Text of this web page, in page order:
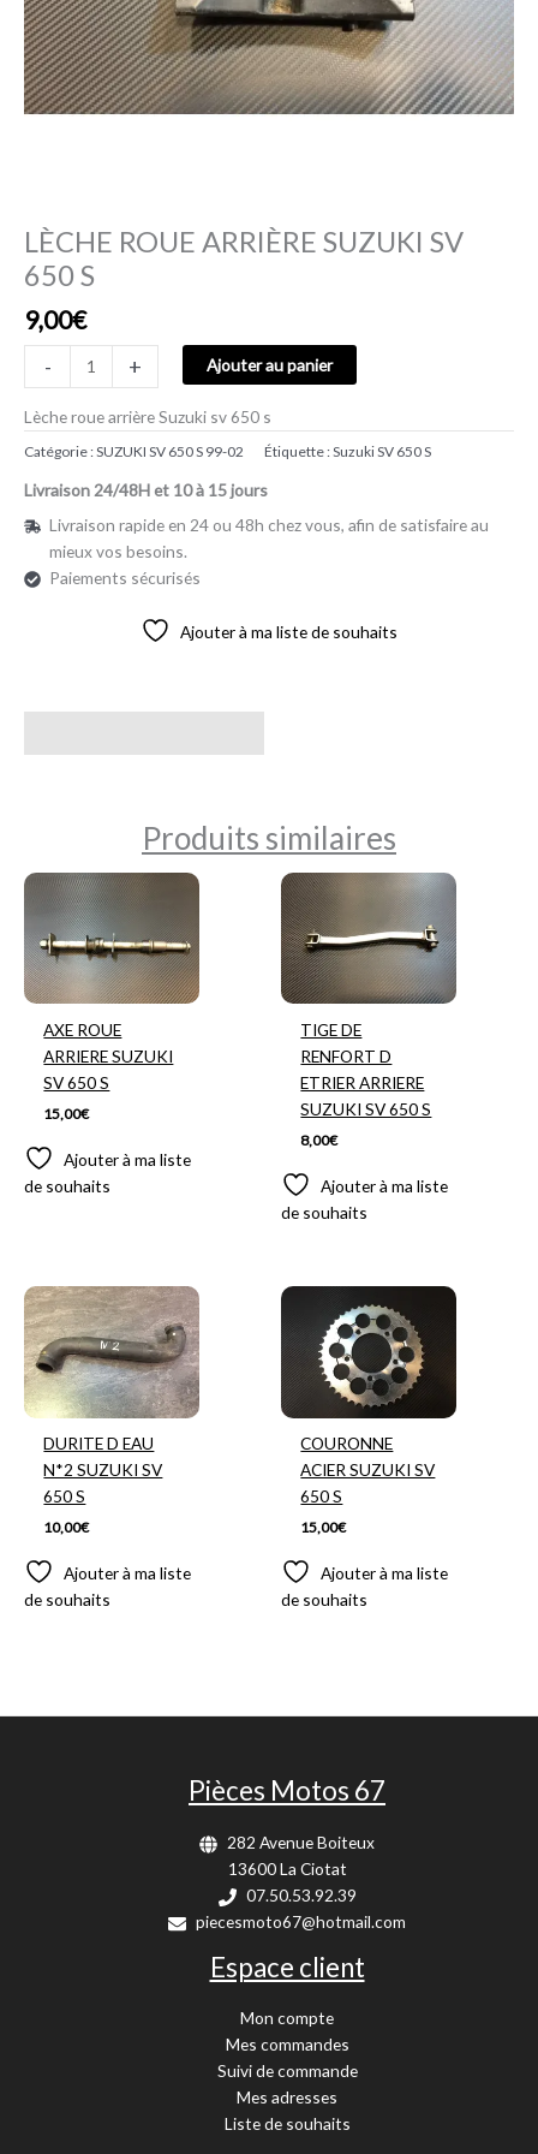
LÈCHE ROUE ARRIÈRE SUZUKI SV
650 S
9,00€
- + Ajouter au panier
Lèche roue arrière Suzuki sv 650 s
Catégorie :SUZUKI SV 650 S 99-02 Étiquette :Suzuki SV 650 S
Livraison 24/48H et 10 à 15 jours
Livraison rapide en 24 ou 48h chez vous, afin de satisfaire au
mieux vos besoins.
Paiements sécurisés
Ajouter à ma liste de souhaits
Produits similaires
AXE ROUE
ARRIERE SUZUKI
SV 650 S
15,00€
Ajouter à ma liste
de souhaits
TIGE DE
RENFORT D
ETRIER ARRIERE
SUZUKI SV 650 S
8,00€
Ajouter à ma liste
de souhaits
DURITE D EAU
N*2 SUZUKI SV
650 S
10,00€
Ajouter à ma liste
de souhaits
COURONNE
ACIER SUZUKI SV
650 S
15,00€
Ajouter à ma liste
de souhaits
Pièces Motos 67
282 Avenue Boiteux
13600 La Ciotat
07.50.53.92.39
piecesmoto67@hotmail.com
Espace client
Mon compte
Mes commandes
Suivi de commande
Mes adresses
Liste de souhaits